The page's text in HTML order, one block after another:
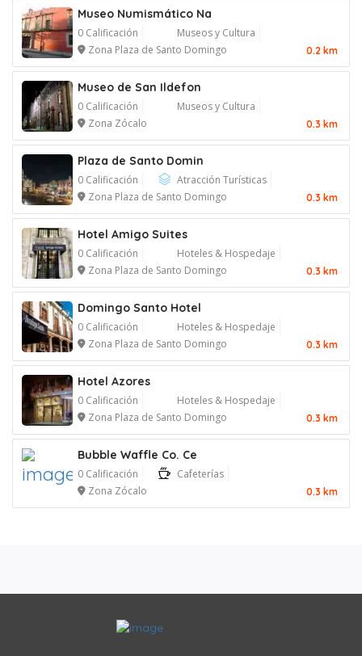
Museo Numismático Na
0 Calificación
Museos y Cultura
Zona Plaza de Santo Domingo
0.2 km
Museo de San Ildefon
0 Calificación
Museos y Cultura
Zona Zócalo
0.3 km
Plaza de Santo Domin
0 Calificación
Atracción Turísticas
Zona Plaza de Santo Domingo
0.3 km
Hotel Amigo Suites
0 Calificación
Hoteles & Hospedaje
Zona Plaza de Santo Domingo
0.3 km
Domingo Santo Hotel
0 Calificación
Hoteles & Hospedaje
Zona Plaza de Santo Domingo
0.3 km
Hotel Azores
0 Calificación
Hoteles & Hospedaje
Zona Plaza de Santo Domingo
0.3 km
Bubble Waffle Co. Ce
0 Calificación
Cafeterías
Zona Zócalo
0.3 km